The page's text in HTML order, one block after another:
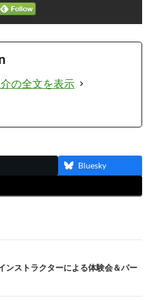
の全文を表示
Bluesky
ンストラクターによる体験会＆パー